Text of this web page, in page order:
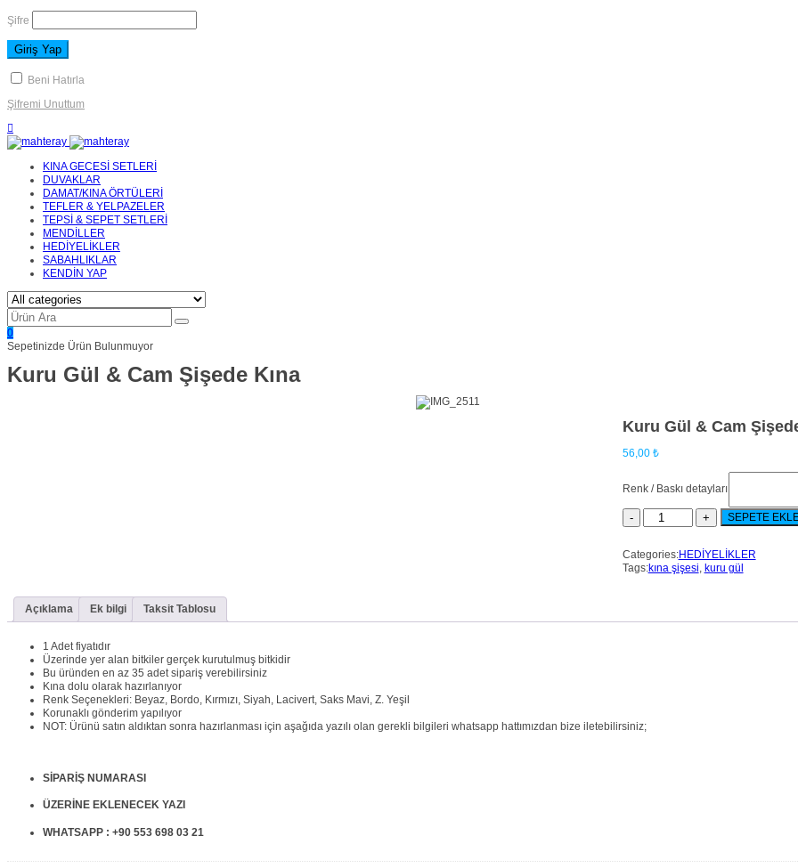
Şifre
Beni Hatırla
Şifremi Unuttum
KINA GECESİ SETLERİ
DUVAKLAR
DAMAT/KINA ÖRTÜLERİ
TEFLER & YELPAZELER
TEPSİ & SEPET SETLERİ
MENDİLLER
HEDİYELİKLER
SABAHLIKLAR
KENDİN YAP
0
Sepetinizde Ürün Bulunmuyor
Kuru Gül & Cam Şişede Kına
Kuru Gül & Cam
56,00 ₺
Renk / Baskı detayları
SEPETE
Categories:HEDİYELİKLER
Tags:kına şişesi, kuru gül
Açıklama Ek bilgi Taksit Tablosu
1 Adet fiyatıdır
Üzerinde yer alan bitkiler gerçek kurutulmuş bitkidir
Bu üründen en az 35 adet sipariş verebilirsiniz
Kına dolu olarak hazırlanıyor
Renk Seçenekleri: Beyaz, Bordo, Kırmızı, Siyah, Lacivert, Saks Mavi, Z. Yeşil
Korunaklı gönderim yapılıyor
NOT: Ürünü satın aldıktan sonra hazırlanması için aşağıda yazılı olan gerekli bilgileri whatsapp hattımızdan bize iletebilirsiniz;
SİPARİŞ NUMARASI
ÜZERİNE EKLENECEK YAZI
WHATSAPP : +90 553 698 03 21